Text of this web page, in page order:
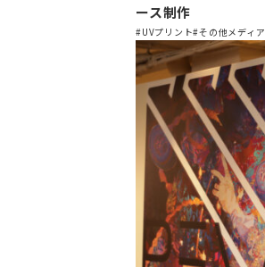
ース制作
#UVプリント#その他メディア